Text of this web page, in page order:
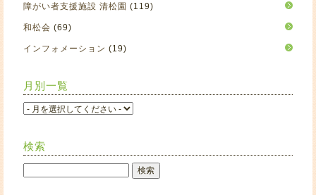
障がい者支援施設 清松園 (119)
和松会 (69)
インフォメーション (19)
月別一覧
検索